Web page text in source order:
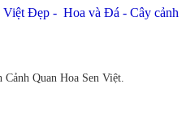
Việt Đẹp - Hoa và Đá - Cây cảnh
Quan Hoa Sen Việt.